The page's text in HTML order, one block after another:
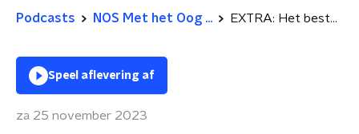
Podcasts NOS Met het Oog ... EXTRA: Het beste uit het Oog
Speel aflevering af
za 25 november 2023